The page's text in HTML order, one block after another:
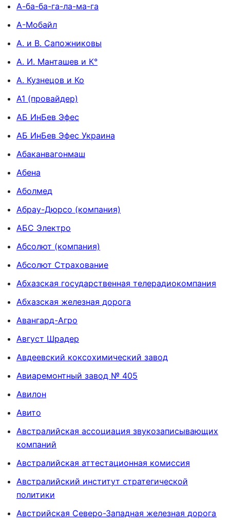
А-ба-ба-га-ла-ма-га
А-Мобайл
А. и В. Сапожниковы
А. И. Манташев и К°
А. Кузнецов и Ко
А1 (провайдер)
АБ ИнБев Эфес
АБ ИнБев Эфес Украина
Абаканвагонмаш
Абена
Аболмед
Абрау-Дюрсо (компания)
АБС Электро
Абсолют (компания)
Абсолют Страхование
Абхазская государственная телерадиокомпания
Абхазская железная дорога
Авангард-Агро
Август Шрадер
Авдеевский коксохимический завод
Авиаремонтный завод № 405
Авилон
Авито
Австралийская ассоциация звукозаписывающих
компаний
Австралийская аттестационная комиссия
Австралийский институт стратегической
политики
Австрийская Северо-Западная железная дорога